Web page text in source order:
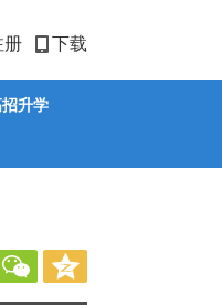
册 下载
升学